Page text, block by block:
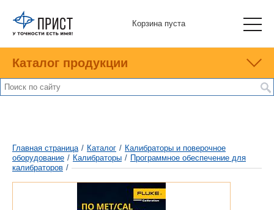
Корзина пуста
Каталог продукции
Главная страница / Каталог / Калибраторы и поверочное
оборудование / Калибраторы / Программное обеспечение для
калибраторов /